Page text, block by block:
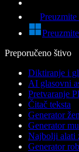
Preuzmite
Preporučeno štivo
Diktiranje i
AI glasovni
Pretvaranje
Čitač teksta
Generator
Generator
Najbolji alati
Generator